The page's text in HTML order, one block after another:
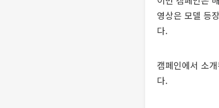
영상은 모델 등
다.
캠페인에서 소
다.